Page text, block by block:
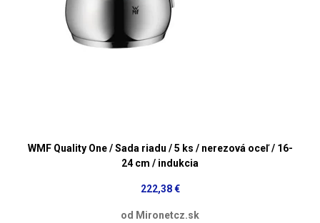
WMF Quality One / Sada riadu / 5 ks / nerezová oceľ / 16-
24 cm / indukcia
222,38 €
od Mironetcz.sk